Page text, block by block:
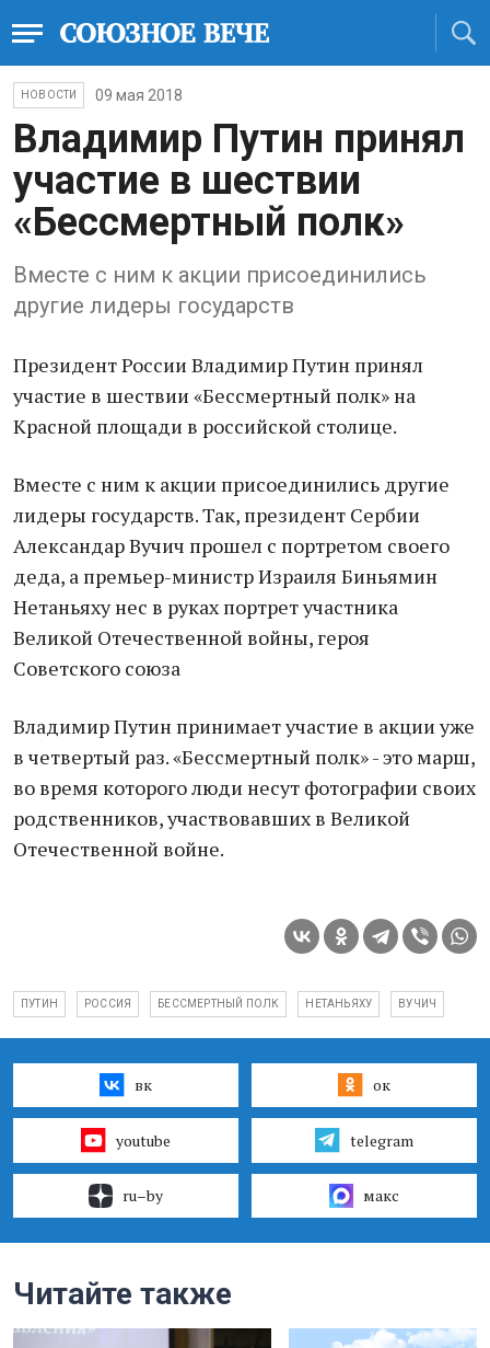
НОВОСТИ 09 мая 2018
Владимир Путин принял
участие в шествии
«Бессмертный полк»
Вместе с ним к акции присоединились
другие лидеры государств
Президент России Владимир Путин принял
участие в шествии «Бессмертный полк» на
Красной площади в российской столице.
Вместе с ним к акции присоединились другие
лидеры государств. Так, президент Сербии
Александар Вучич прошел с портретом своего
деда, а премьер-министр Израиля Биньямин
Нетаньяху нес в руках портрет участника
Великой Отечественной войны, героя
Советского союза
Владимир Путин принимает участие в акции уже
в четвертый раз. «Бессмертный полк» - это марш,
во время которого люди несут фотографии своих
родственников, участвовавших в Великой
Отечественной войне.
ПУТИН РОССИЯ БЕССМЕРТНЫЙ ПОЛК НЕТАНЬЯХУ ВУЧИЧ
вк ок
youtube telegram
ru–by макс
Читайте также